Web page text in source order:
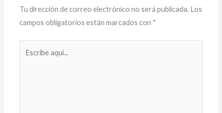
Tu dirección de correo electrónico no será publicada. Los
campos obligatorios están marcados con *